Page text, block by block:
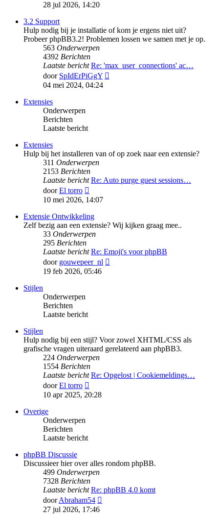
28 jul 2026, 14:20
3.2 Support
Hulp nodig bij je installatie of kom je ergens niet uit?
Probeer phpBB3.2! Problemen lossen we samen met je op.
563 Onderwerpen
4392 Berichten
Laatste bericht Re: 'max_user_connections' ac…
door SpIdErPiGgY
04 mei 2024, 04:24
Extensies
Onderwerpen
Berichten
Laatste bericht
Extensies
Hulp bij het installeren van of op zoek naar een extensie?
311 Onderwerpen
2153 Berichten
Laatste bericht Re: Auto purge guest sessions…
doorEl torro
laatste
10 mei 2026, 14:07
Extensie Ontwikkeling
Zelf bezig aan een extensie? Wij kijken graag mee..
33 Onderwerpen
295 Berichten
Laatste bericht Re: Emoji's voor phpBB
door gouwepeer_nl
19 feb 2026, 05:46
Stijlen
Onderwerpen
Berichten
Laatste bericht
Stijlen
Hulp nodig bij een stijl? Voor zowel XHTML/CSS als
grafische vragen uiteraard gerelateerd aan phpBB3.
224 Onderwerpen
1554 Berichten
Laatste bericht Re: Opgelost | Cookiemeldings…
doorEl torro
laatste
10 apr 2025, 20:28
Overige
Onderwerpen
Berichten
Laatste bericht
phpBB Discussie
Discussieer hier over alles rondom phpBB.
499 Onderwerpen
7328 Berichten
Laatste bericht Re: phpBB 4.0 komt
doorAbraham54
27 jul 2026, 17:46